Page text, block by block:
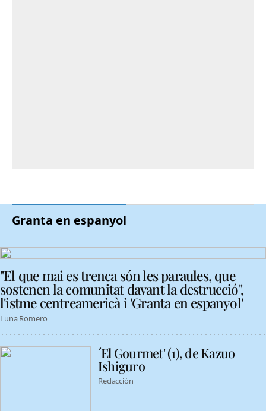
Granta en espanyol
"El que mai es trenca són les paraules, que
sostenen la comunitat davant la destrucció",
l'istme centreamericà i 'Granta en espanyol'
Luna Romero
´El Gourmet' (1), de Kazuo
Ishiguro
Redacción